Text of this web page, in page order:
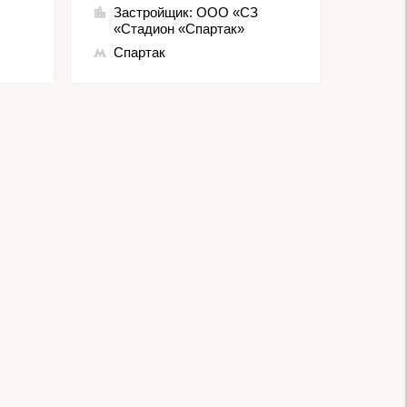
Застройщик: ООО «СЗ
«Стадион «Спартак»
Спартак